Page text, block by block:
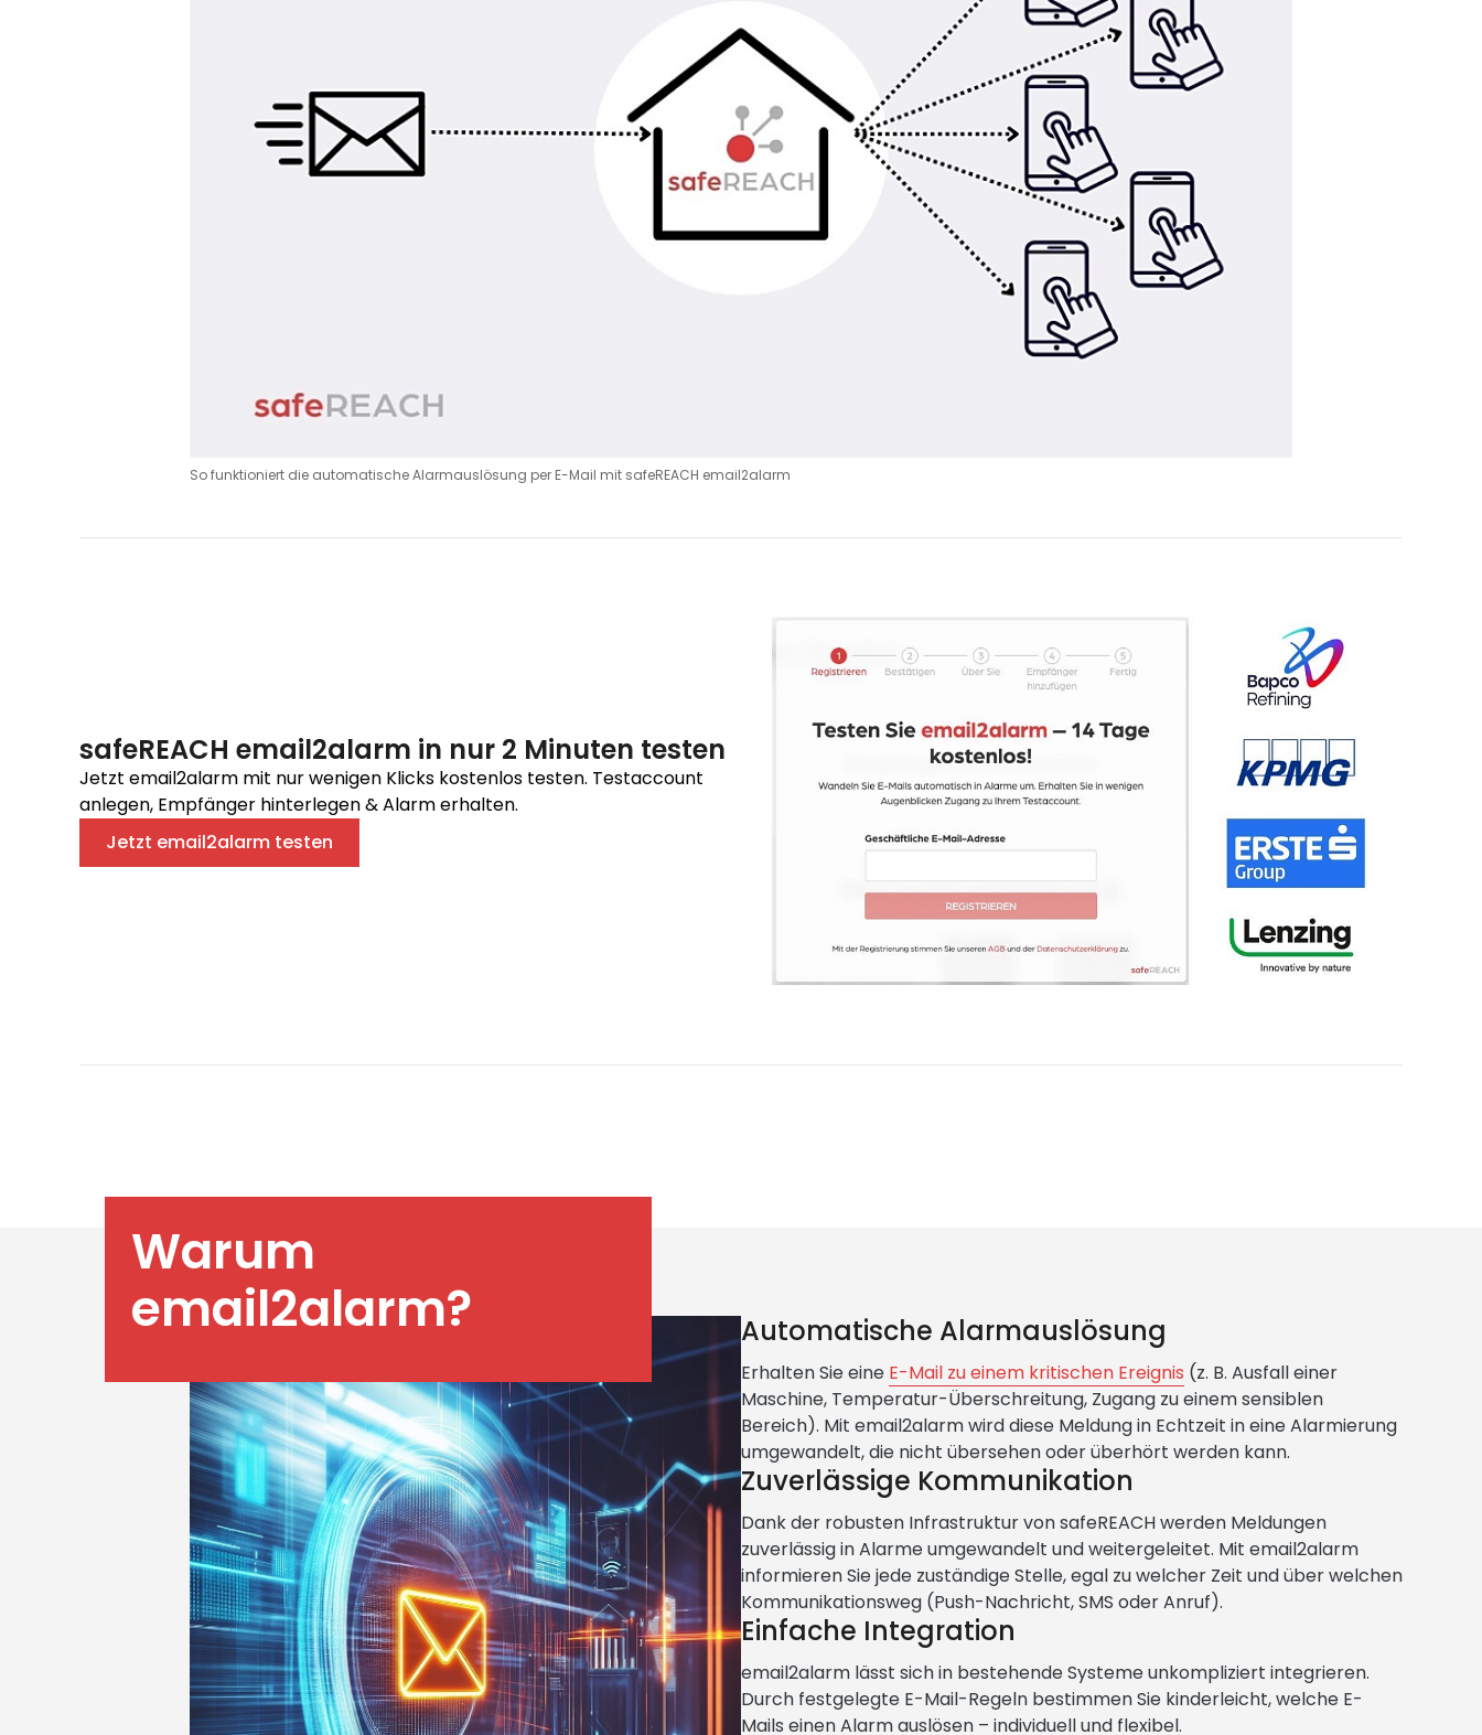
So funktioniert die automatische Alarmauslösung per E-Mail mit safeREACH email2alarm
safeREACH email2alarm in nur 2 Minuten testen
Jetzt email2alarm mit nur wenigen Klicks kostenlos testen. Testaccount
anlegen, Empfänger hinterlegen & Alarm erhalten.
Jetzt email2alarm testen
Warum
email2alarm?
Automatische Alarmauslösung
Erhalten Sie eine E-Mail zu einem kritischen Ereignis (z. B. Ausfall einer
Maschine, Temperatur-Überschreitung, Zugang zu einem sensiblen
Bereich). Mit email2alarm wird diese Meldung in Echtzeit in eine Alarmierung
umgewandelt, die nicht übersehen oder überhört werden kann.
Zuverlässige Kommunikation
Dank der robusten Infrastruktur von safeREACH werden Meldungen
zuverlässig in Alarme umgewandelt und weitergeleitet. Mit email2alarm
informieren Sie jede zuständige Stelle, egal zu welcher Zeit und über welchen
Kommunikationsweg (Push-Nachricht, SMS oder Anruf).
Einfache Integration
email2alarm lässt sich in bestehende Systeme unkompliziert integrieren.
Durch festgelegte E-Mail-Regeln bestimmen Sie kinderleicht, welche E-
Mails einen Alarm auslösen – individuell und flexibel.